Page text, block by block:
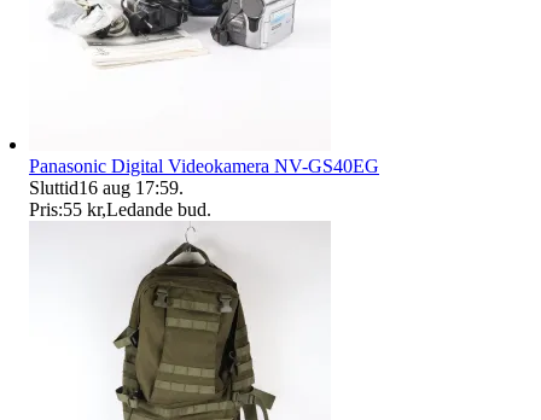
Panasonic Digital Videokamera NV-GS40EG
Sluttid16 aug 17:59.
Pris:55 kr,Ledande bud.